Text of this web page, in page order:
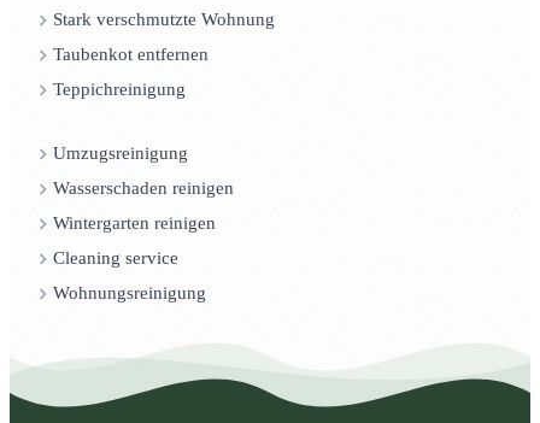
Stark verschmutzte Wohnung
Taubenkot entfernen
Teppichreinigung
Umzugsreinigung
Wasserschaden reinigen
Wintergarten reinigen
Cleaning service
Wohnungsreinigung